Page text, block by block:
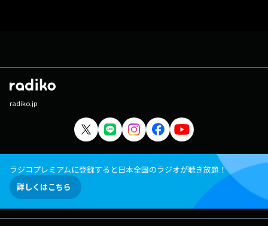
radiko.jp
ラジコプレミアムに登録すると日本全国のラジオが聴き放題！
詳しくはこちら